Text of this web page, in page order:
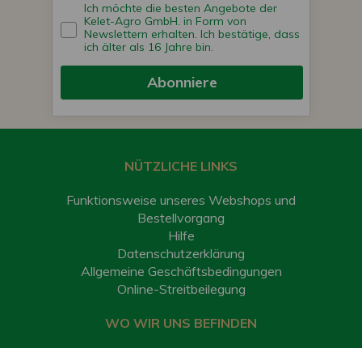
Ich möchte die besten Angebote der
Kelet-Agro GmbH. in Form von
Newslettern erhalten. Ich bestätige, dass
ich älter als 16 Jahre bin.
Abonniere
NÜTZLICHE LINKS
Funktionsweise unseres Webshops und
Bestellvorgang
Hilfe
Datenschutzerklärung
Allgemeine Geschäftsbedingungen
Online-Streitbeilegung
WO WIR UNS BEFINDEN